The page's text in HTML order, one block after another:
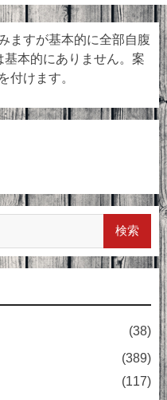
ますが基本的に全部自腹
本的にありません。案
付けます。
(38)
(389)
(117)